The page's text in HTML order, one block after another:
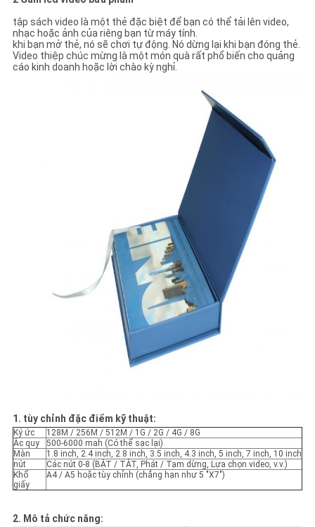
tập sách video là một thẻ đặc biệt để bạn có thể tải lên video,
nhạc hoặc ảnh của riêng bạn từ máy tính.
khi bạn mở thẻ, nó sẽ chơi tự động. Nó dừng lại khi bạn đóng thẻ.
Video thiệp chúc mừng là một món quà rất phổ biến cho quảng
cáo kinh doanh hoặc lời chào kỳ nghỉ.
1. tùy chỉnh đặc điểm kỹ thuật:
Ký ức
128M / 256M / 512M / 1G / 2G / 4G / 8G
Ắc quy
500-6000 mah (Có thể sạc lại)
Màn
1.8 inch, 2.4 inch, 2.8 inch, 3.5 inch, 4.3 inch, 5 inch, 7 inch, 10 inch
nút
Các nút 0-8 (BẬT / TẮT, Phát / Tạm dừng, Lựa chọn video, v.v.)
Khổ
giấy
A4 / A5 hoặc tùy chỉnh (chẳng hạn như 5 "X7")
2. Mô tả chức năng: